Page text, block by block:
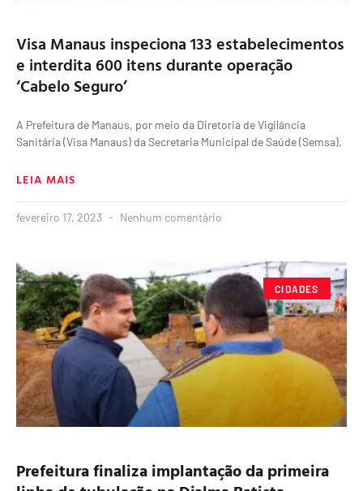
Visa Manaus inspeciona 133 estabelecimentos
e interdita 600 itens durante operação
‘Cabelo Seguro’
A Prefeitura de Manaus, por meio da Diretoria de Vigilância
Sanitária (Visa Manaus) da Secretaria Municipal de Saúde (Semsa),
LEIA MAIS
fevereiro 17, 2023 Nenhum comentário
CIDADES
Prefeitura finaliza implantação da primeira